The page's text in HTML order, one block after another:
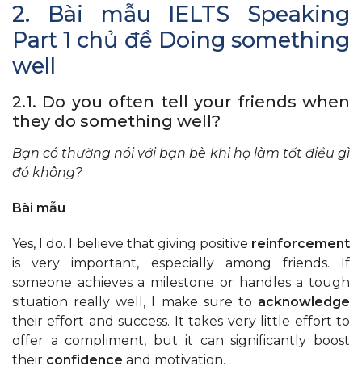
2. Bài mẫu IELTS Speaking
Part 1 chủ đề Doing something
well
2.1. Do you often tell your friends when
they do something well?
Bạn có thường nói với bạn bè khi họ làm tốt điều gì
đó không?
Bài mẫu
Yes, I do. I believe that giving positive reinforcement
is very important, especially among friends. If
someone achieves a milestone or handles a tough
situation really well, I make sure to acknowledge
their effort and success. It takes very little effort to
offer a compliment, but it can significantly boost
their confidence and motivation.